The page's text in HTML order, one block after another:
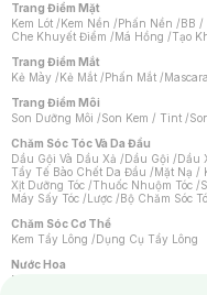
Trang Điểm Mặt
Kem Lót /Kem Nền /Phấn Nền /BB /
Che Khuyết Điểm /Má Hồng /Tạo
Trang Điểm Mắt
Kẻ Mày /Kẻ Mắt /Phấn Mắt /Mascara
Trang Điểm Môi
Son Dưỡng Môi /Son Kem / Tint /
Chăm Sóc Tóc Và Da Đầu
Dầu Gội Và Dầu Xả /Dầu Gội /Dầu
Tẩy Tế Bào Chết Da Đầu /Mặt Nạ /
Xịt Dưỡng Tóc /Thuốc Nhuộm Tóc /
Máy Sấy Tóc /Lược /Bộ Chăm Sóc
Chăm Sóc Cơ Thể
Kem Tẩy Lông /Dụng Cụ Tẩy Lông
Nước Hoa
Nước Hoa Nữ